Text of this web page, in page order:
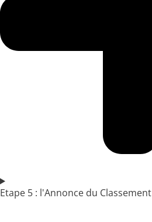
Etape 5 : l'Annonce du Classement